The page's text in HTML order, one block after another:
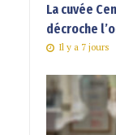
La cuvée
décroche
Il y a 7 jours